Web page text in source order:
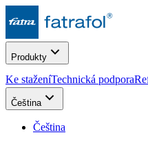
Produkty
Ke staženíTechnická podpora
Čeština
Čeština